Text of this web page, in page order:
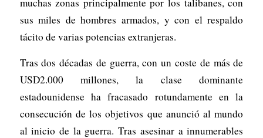
sus miles de hombres armados, y con el respaldo
tácito de varias potencias extranjeras.
Tras dos décadas de guerra, con un coste de más de
USD2.000 millones, la clase dominante
estadounidense ha fracasado rotundamente en la
consecución de los objetivos que anunció al mundo
al inicio de la guerra. Tras asesinar a innumerables